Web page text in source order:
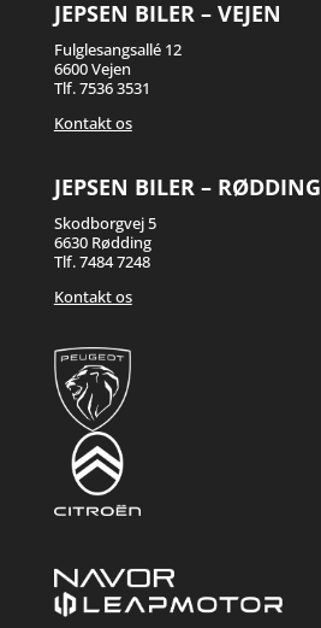
JEPSEN BILER – VEJEN
Fulglesangsallé 12
6600 Vejen
Tlf.7536 3531
Kontakt os
JEPSEN BILER – RØDDING
Skodborgvej 5
6630 Rødding
Tlf.7484 7248
Kontakt os